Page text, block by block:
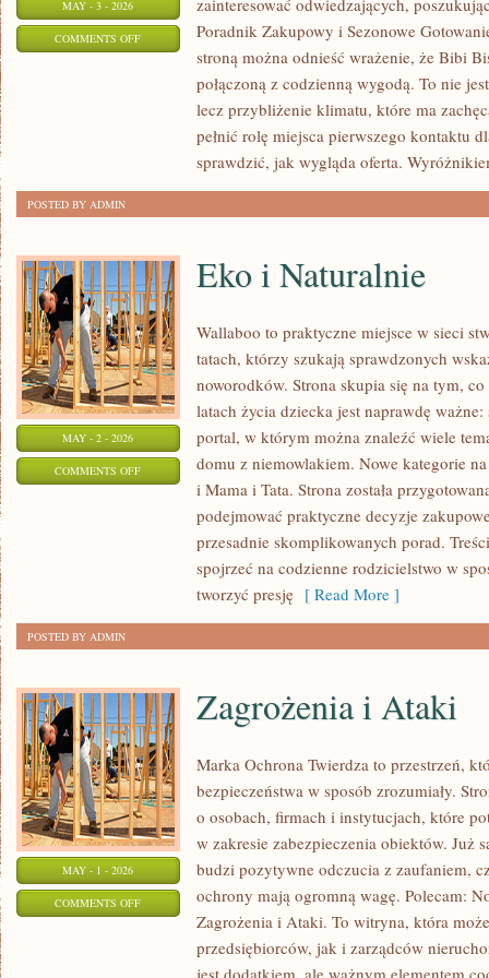
MAY - 3 - 2026
COMMENTS OFFON
PRZECHOWYWANIA
zainteresować odwiedzających,
Poradnik Zakupowy i Sezonowe
stroną można odnieść wrażenie, że Bibi
połączoną z codzienną wygodą. To nie
lecz przybliżenie klimatu, które ma
pełnić rolę miejsca pierwszego kontaktu
sprawdzić, jak wygląda oferta.
POSTED BY ADMIN
MAY - 2 - 2026
COMMENTS OFFON
NATURALNIE
Eko i Naturalnie
Wallaboo to praktyczne miejsce w sieci
tatach, którzy szukają sprawdzonych
noworodków. Strona skupia się na tym,
latach życia dziecka jest naprawdę
portal, w którym można znaleźć wiele
domu z niemowlakiem. Nowe kategorie
i Mama i Tata. Strona została
podejmować praktyczne decyzje
przesadnie skomplikowanych porad.
spojrzeć na codzienne rodzicielstwo w
tworzyć presję [ Read More ]
POSTED BY ADMIN
MAY - 1 - 2026
COMMENTS OFFON
ZAGROŻENIA
Zagrożenia i Ataki
Marka Ochrona Twierdza to przestrzeń,
bezpieczeństwa w sposób zrozumiały.
o osobach, firmach i instytucjach, które
w zakresie zabezpieczenia obiektów. Już
budzi pozytywne odczucia z zaufaniem,
ochrony mają ogromną wagę. Polecam:
Zagrożenia i Ataki. To witryna, która
przedsiębiorców, jak i zarządców
jest dodatkiem, ale ważnym elementem